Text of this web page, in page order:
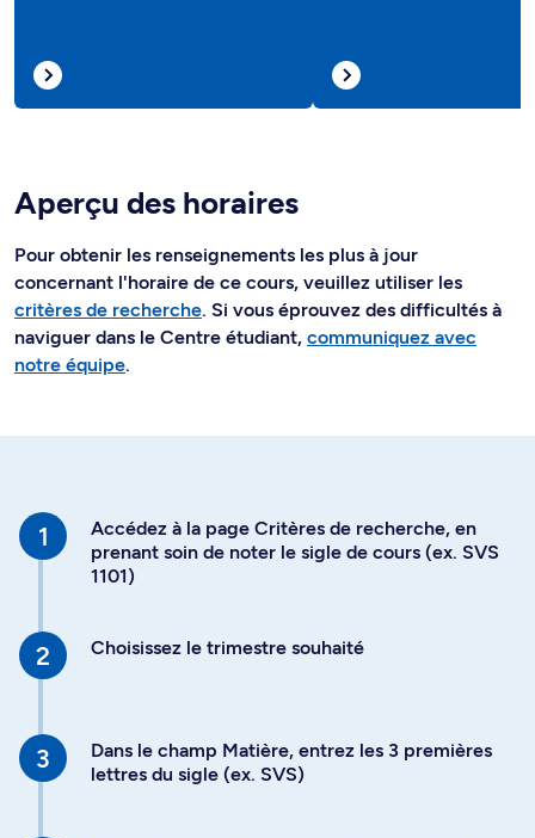
Aperçu des horaires
Pour obtenir les renseignements les plus à jour
concernant l'horaire de ce cours, veuillez utiliser les
critères de recherche. Si vous éprouvez des difficultés à
naviguer dans le Centre étudiant, communiquez avec
notre équipe.
Accédez à la page Critères de recherche, en
prenant soin de noter le sigle de cours (ex. SVS
1101)
Choisissez le trimestre souhaité
Dans le champ Matière, entrez les 3 premières
lettres du sigle (ex. SVS)